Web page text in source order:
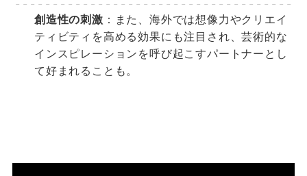
創造性の刺激 ：また、海外では想像力やクリエイ
ティビティを高める効果にも注目され、芸術的な
インスピレーションを呼び起こすパートナーとし
て好まれることも。